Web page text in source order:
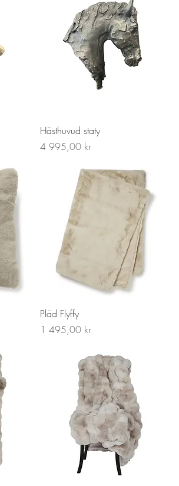
Snabbvisning
Hästhuvud staty
Pris
4 995,00 kr
Pläd Flyffy
Pris
1 495,00 kr